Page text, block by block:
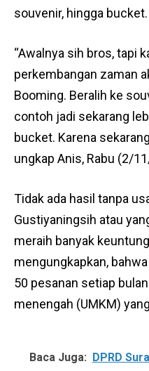
souvenir, hingga bucket.
“Awalnya sih bros, tapi
perkembangan zaman
Booming. Beralih ke
contoh jadi sekarang
bucket. Karena
ungkap Anis, Rabu (2/
Tidak ada hasil tanpa
Gustiyaningsih atau
meraih banyak
mengungkapkan,
50 pesanan setiap
menengah (UMKM)
Baca Juga: DPRD